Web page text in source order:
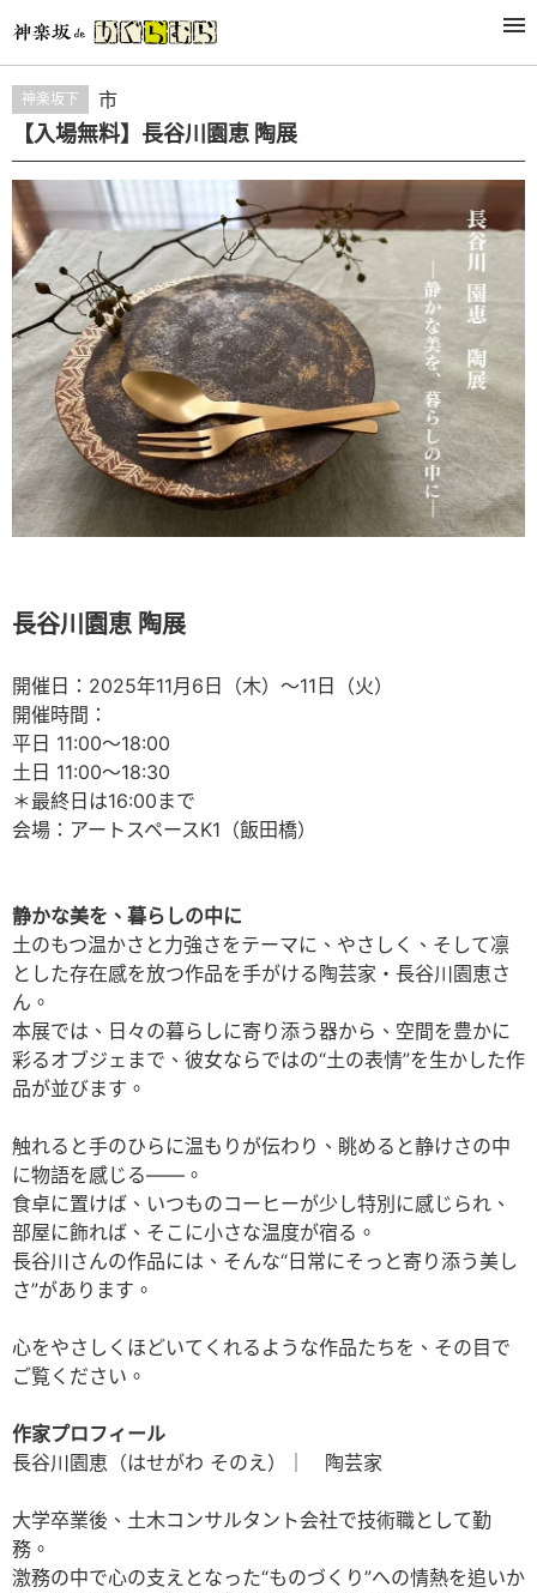
活動
神楽坂下 市
【入場無料】長谷川園恵 陶展
長谷川園恵 陶展
開催日：2025年11月6日（木）～11日（火）
開催時間：
平日 11:00～18:00
土日 11:00～18:30
＊最終日は16:00まで
会場：アートスペースK1（飯田橋）
静かな美を、暮らしの中に
土のもつ温かさと力強さをテーマに、やさしく、そして凛
とした存在感を放つ作品を手がける陶芸家・長谷川園恵さ
ん。
本展では、日々の暮らしに寄り添う器から、空間を豊かに
彩るオブジェまで、彼女ならではの“土の表情”を生かした作
品が並びます。
触れると手のひらに温もりが伝わり、眺めると静けさの中
に物語を感じる――。
食卓に置けば、いつものコーヒーが少し特別に感じられ、
部屋に飾れば、そこに小さな温度が宿る。
長谷川さんの作品には、そんな“日常にそっと寄り添う美し
さ”があります。
心をやさしくほどいてくれるような作品たちを、その目で
ご覧ください。
作家プロフィール
長谷川園恵（はせがわ そのえ）｜ 陶芸家
大学卒業後、土木コンサルタント会社で技術職として勤
務。
激務の中で心の支えとなった“ものづくり”への情熱を追いか